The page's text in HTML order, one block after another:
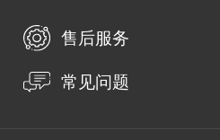
售后服务
常见问题